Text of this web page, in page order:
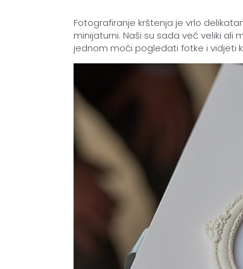
Fotografiranje krštenja je vrlo
minijaturni. Naši su sada već veliki
jednom moći pogledati fotke i vidjeti